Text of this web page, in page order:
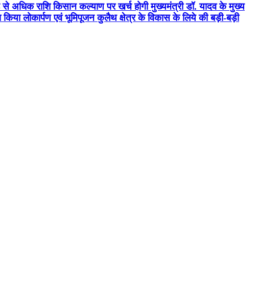
अधिक राशि किसान कल्याण पर खर्च होगी मुख्यमंत्री डॉ. यादव के मुख्य
लोकार्पण एवं भूमिपूजन कुलैथ क्षेत्र के विकास के लिये की बड़ी-बड़ी